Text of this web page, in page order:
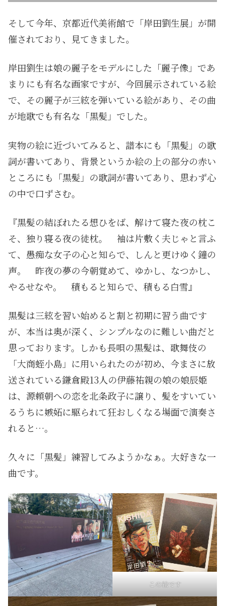
そして今年、京都近代美術館で「岸田劉生展」が開
催されており、見てきました。
岸田劉生は娘の麗子をモデルにした「麗子像」であ
まりにも有名な画家ですが、今回展示されている絵
で、その麗子が三絃を弾いている絵があり、その曲
が地歌でも有名な「黒髪」でした。
実物の絵に近づいてみると、譜本にも「黒髪」の歌
詞が書いてあり、背景というか絵の上の部分の赤い
ところにも「黒髪」の歌詞が書いてあり、思わず心
の中で口ずさむ。
『黒髪の結ぼれたる想ひをば、解けて寝た夜の枕こ
そ、独り寝る夜の徒枕。 袖は片敷く夫じゃと言ふ
て、愚痴な女子の心と知らで、しんと更けゆく鐘の
声。 昨夜の夢の今朝覚めて、ゆかし、なつかし、
やるせなや。 積もると知らで、積もる白雪』
黒髪は三絃を習い始めると割と初期に習う曲です
が、本当は奥が深く、シンプルなのに難しい曲だと
思っております。しかも長唄の黒髪は、歌舞伎の
「大商蛭小島」に用いられたのが初め、今まさに放
送されている鎌倉殿13人の伊藤祐親の娘の娘辰姫
は、源頼朝への恋を北条政子に譲り、髪をすいてい
るうちに嫉妬に駆られて狂おしくなる場面で演奏さ
れると…。
久々に「黒髪」練習してみようかなぁ。大好きな一
曲です。
この絵です